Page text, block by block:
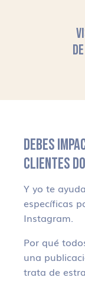
DEBES
CLIENTES
Y yo te
específicas
Instagram.
Por qué
una
trata de